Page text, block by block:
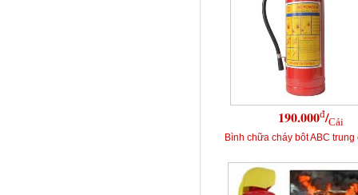
190.000đ/Cái
Bình chữa cháy bôt ABC trung